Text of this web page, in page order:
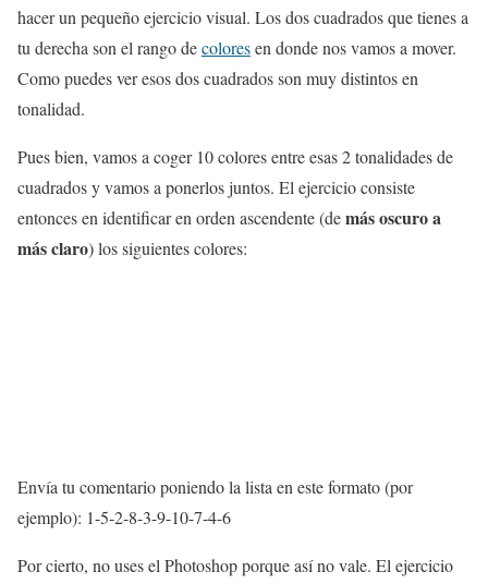
hacer un pequeño ejercicio visual. Los dos cuadrados que tienes a
tu derecha son el rango decoloresen donde nos vamos a mover.
Como puedes ver esos dos cuadrados son muy distintos en
tonalidad.
Pues bien, vamos a coger 10 colores entre esas 2 tonalidades de
cuadrados y vamos a ponerlos juntos. El ejercicio consiste
entonces en identificar en orden ascendente (demás oscuro a
más claro) los siguientes colores:
Envía tu comentario poniendo la lista en este formato (por
ejemplo): 1-5-2-8-3-9-10-7-4-6
Por cierto, no uses el Photoshop porque así no vale. El ejercicio